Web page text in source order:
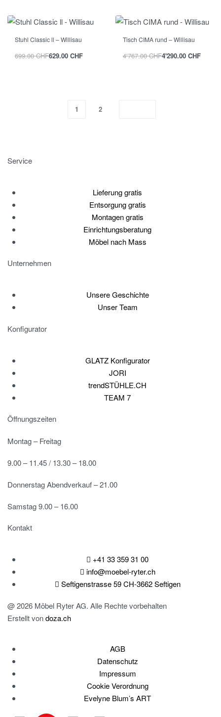
Stuhl Classic ll – Willisau
699.00CHF629.00 CHF
Tisch CIMA rund – Willisau
4'767.00CHF4'290.00 CHF
1 2
Service
Lieferung gratis
Entsorgung gratis
Montagen gratis
Einrichtungsberatung
Möbel nach Mass
Unternehmen
Unsere Geschichte
Unser Team
Konfigurator
GLATZ Konfigurator
JORI
trendSTÜHLE.CH
TEAM 7
Öffnungszeiten
Montag – Freitag
9.00 – 11.45 / 13.30 – 18.00
Donnerstag Abendverkauf – 21.00
Samstag 9.00 – 16.00
Kontakt
+41 33 359 31 00
info@moebel-ryter.ch
Seftigenstrasse 59 CH-3662 Seftigen
@ 2026 Möbel Ryter AG. Alle Rechte vorbehalten
Erstellt vondoza.ch
AGB
Datenschutz
Impressum
Cookie Verordnung
Evelyne Blum’s ART